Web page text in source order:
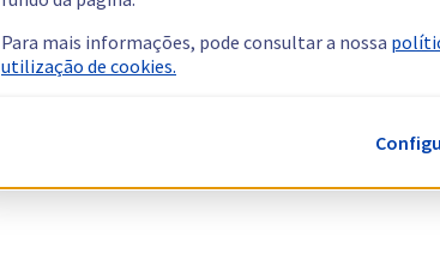
Para mais informações, pode consultar a nossa
utilização de cookies.